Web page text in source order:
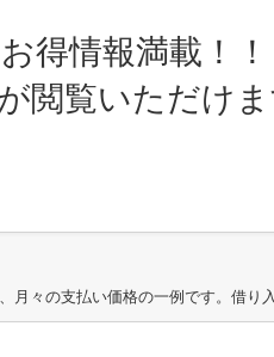
得情報満載！！
閲覧いただけ
月々の支払い価格の一例です。借り